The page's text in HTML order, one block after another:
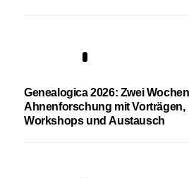
Genealogica 2026: Zwei
Ahnenforschung mit Vorträgen,
Workshops und Austausch